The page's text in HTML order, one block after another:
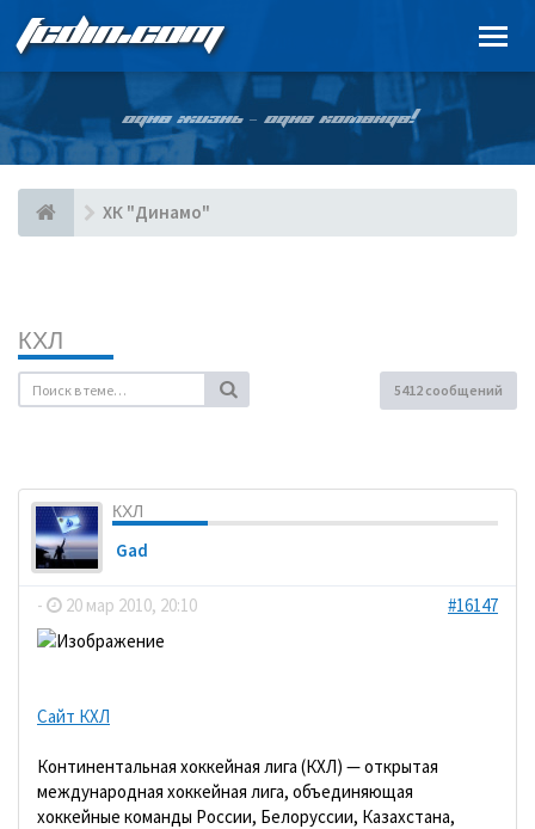
FCDIN.COM
ОДНА ЖИЗНЬ – ОДНА КОМАНДА!
ХК "Динамо"
КХЛ
5412 сообщений
КХЛ
Gad
- 20 мар 2010, 20:10 #16147
Сайт КХЛ
Континентальная хоккейная лига (КХЛ) — открытая
международная хоккейная лига, объединяющая
хоккейные команды России, Белоруссии, Казахстана,